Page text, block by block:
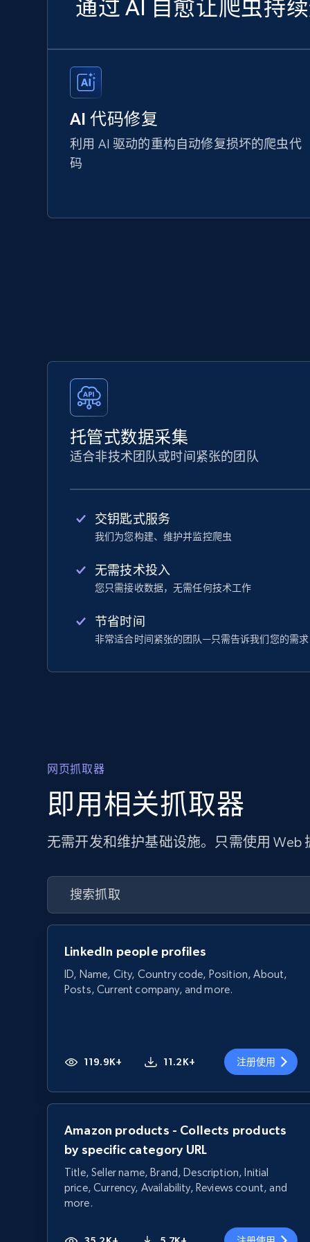
通过 AI 自愈让爬虫持
AI 代码修复
利用 AI 驱动的重构自动修复损坏的爬虫代
码
托管式数据采集
适合非技术团队或时间紧张的团队
交钥匙式服务
我们为您构建、维护并监控爬虫
无需技术投入
您只需接收数据，无需任何技术工作
节省时间
非常适合时间紧张的团队—只需告诉我们您的需求
网页抓取器
即用相关抓取器
无需开发和维护基础设施。只需使用
LinkedIn people profiles
ID, Name, City, Country code, Position, About,
Posts, Current company, and more.
119.9K+ 11.2K+ 注册使用
Amazon products - Collects products
by specific category URL
Title, Seller name, Brand, Description, Initial
price, Currency, Availability, Reviews count, and
more.